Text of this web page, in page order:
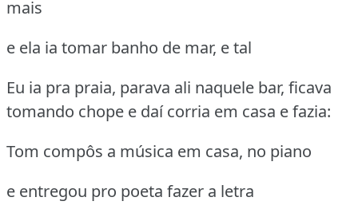
mais
e ela ia tomar banho de mar, e tal
Eu ia pra praia, parava ali naquele bar, ficava
tomando chope e daí corria em casa e fazia:
Tom compôs a música em casa, no piano
e entregou pro poeta fazer a letra